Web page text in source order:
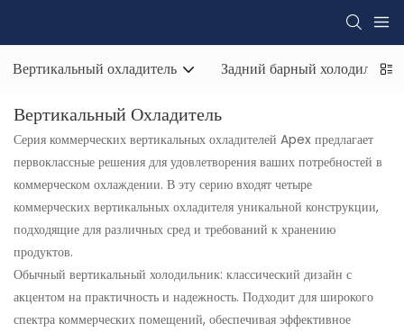
Вертикальный охладитель Задний барный холодильник
Вертикальный Охладитель
Серия коммерческих вертикальных охладителей Apex предлагает
первоклассные решения для удовлетворения ваших потребностей в
коммерческом охлаждении. В эту серию входят четыре
коммерческих вертикальных охладителя уникальной конструкции,
подходящие для различных сред и требований к хранению
продуктов.
Обычный вертикальный холодильник: классический дизайн с
акцентом на практичность и надежность. Подходит для широкого
спектра коммерческих помещений, обеспечивая эффективное